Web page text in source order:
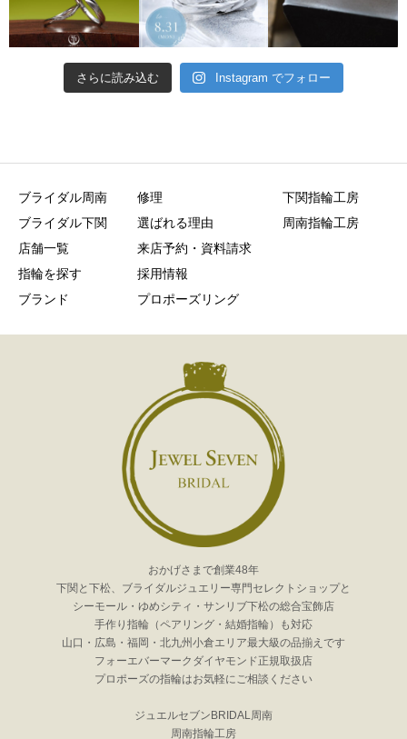
さらに読み込む Instagram でフォロー
ブライダル周南
ブライダル下関
店舗一覧
指輪を探す
ブランド
修理
選ばれる理由
来店予約・資料請求
採用情報
プロポーズリング
下関指輪工房
周南指輪工房
おかげさまで創業48年
下関と下松、ブライダルジュエリー専門セレクトショップと
シーモール・ゆめシティ・サンリブ下松の総合宝飾店
手作り指輪（ペアリング・結婚指輪）も対応
山口・広島・福岡・北九州小倉エリア最大級の品揃えです
フォーエバーマークダイヤモンド正規取扱店
プロポーズの指輪はお気軽にご相談ください
ジュエルセブンBRIDAL周南
周南指輪工房